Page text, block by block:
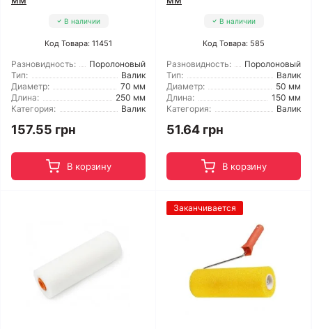
В наличии
Код Товара: 11451
Разновидность:
Поролоновый
Тип:
Валик
Диаметр:
70 мм
Длина:
250 мм
Категория:
Валик
157.55 грн
В корзину
В наличии
Код Товара: 585
Разновидность:
Поролоновый
Тип:
Валик
Диаметр:
50 мм
Длина:
150 мм
Категория:
Валик
51.64 грн
В корзину
Заканчивается